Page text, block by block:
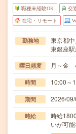
職種未経験OK 交
在宅・リモート
勤務地
東京都
東銀座
曜日頻度 月～金
時間 10:00～
期間 2026/
時給
時給
いが可